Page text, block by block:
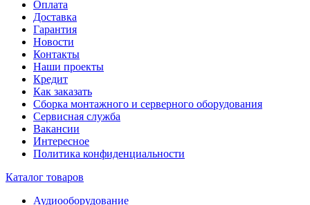
Оплата
Доставка
Гарантия
Новости
Контакты
Наши проекты
Кредит
Как заказать
Сборка монтажного и серверного оборудования
Сервисная служба
Вакансии
Интересное
Политика конфиденциальности
Каталог товаров
Аудиооборудование